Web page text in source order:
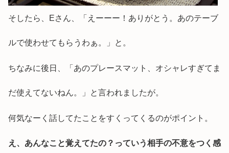
そしたら、Eさん、「えーーー！ありがとう。あのテーブ
ルで使わせてもらうわぁ。」と。
ちなみに後日、「あのプレースマット、オシャレすぎてま
だ使えてないねん。」と言われましたが。
何気なーく話してたことをすくってくるのがポイント。
え、あんなこと覚えてたの？っていう相手の不意をつく感